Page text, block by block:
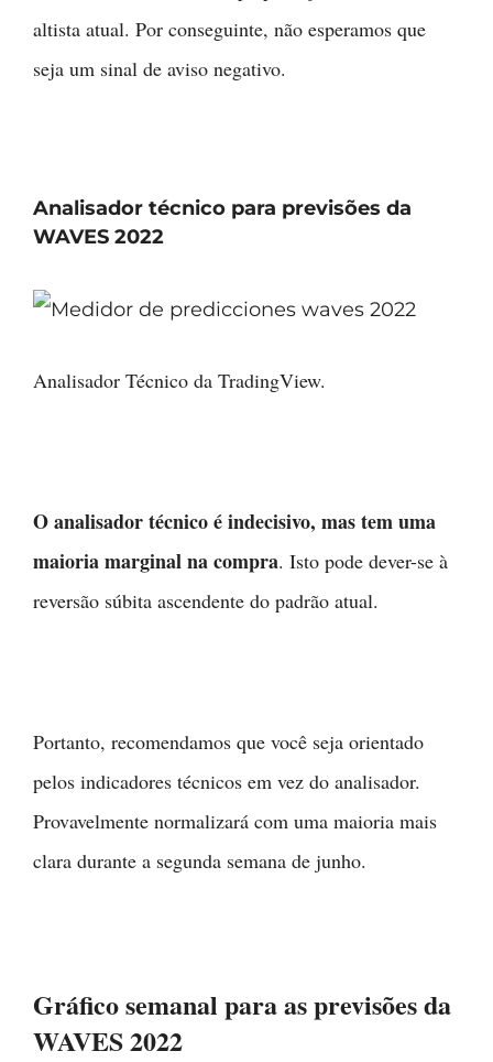
altista atual. Por conseguinte, não esperamos que
seja um sinal de aviso negativo.
Analisador técnico para previsões da
WAVES 2022
Analisador Técnico da TradingView.
O analisador técnico é indecisivo, mas tem uma
maioria marginal na compra. Isto pode dever-se à
reversão súbita ascendente do padrão atual.
Portanto, recomendamos que você seja orientado
pelos indicadores técnicos em vez do analisador.
Provavelmente normalizará com uma maioria mais
clara durante a segunda semana de junho.
Gráfico semanal para as previsões da
WAVES 2022